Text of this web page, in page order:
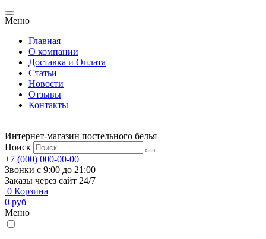
Меню
Главная
О компании
Доставка и Оплата
Статьи
Новости
Отзывы
Контакты
Интернет-магазин постельного белья
Поиск
+7 (000) 000-00-00
Звонки с 9:00 до 21:00
Заказы через сайт 24/7
0 Корзина
0 руб
Меню